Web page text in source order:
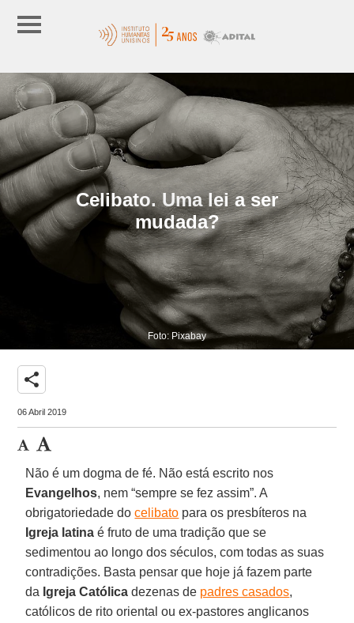
Celibato. Uma lei a ser
mudada?
Foto: Pixabay
share
06 Abril 2019
Não é um dogma de fé. Não está escrito nos
Evangelhos, nem “sempre se fez assim”. A
obrigatoriedade docelibato para os presbíteros na
Igreja latina é fruto de uma tradição que se
sedimentou ao longo dos séculos, com todas as suas
contradições. Basta pensar que hoje já fazem parte
da Igreja Católica dezenas de padres casados,
católicos de rito oriental ou ex-pastores anglicanos